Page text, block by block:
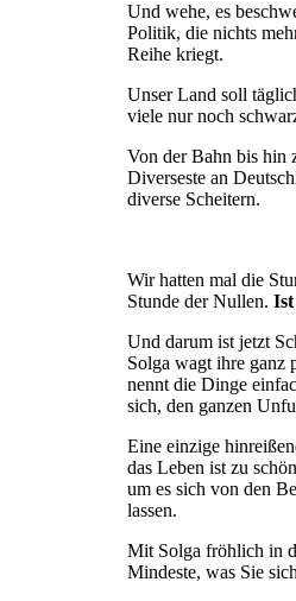
Und wehe, es
Politik, die nichts
Reihe kriegt.
Unser Land soll
viele nur noch
Von der Bahn bis hin
Diverseste an
diverse Scheitern.
Wir hatten mal die
Stunde der Nullen.
Und darum ist jetzt
Solga wagt ihre ganz
nennt die Dinge
sich, den ganzen
Eine einzige
das Leben ist zu
um es sich von den
lassen.
Mit Solga fröhlich in
Mindeste, was Sie